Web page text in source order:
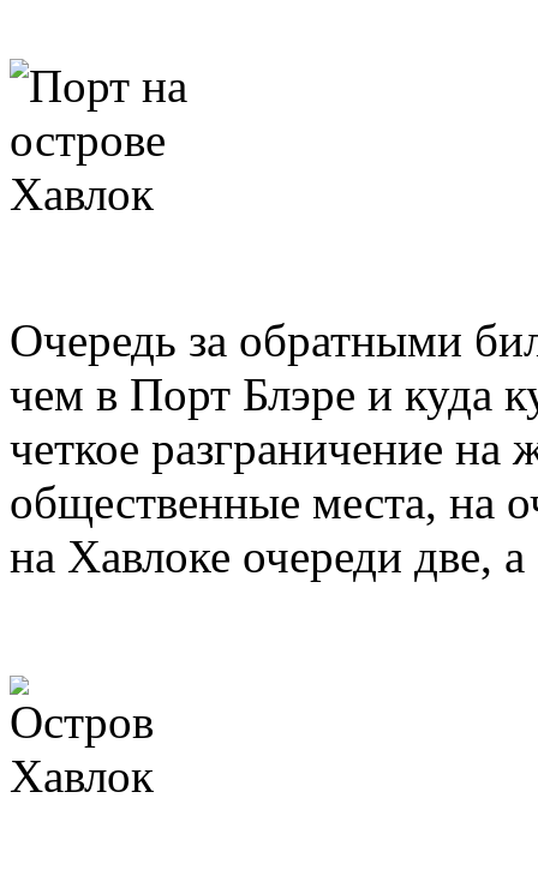
Очередь за обратными
чем в Порт Блэре и куда
четкое разграничение на
общественные места, на
на Хавлоке очереди две,